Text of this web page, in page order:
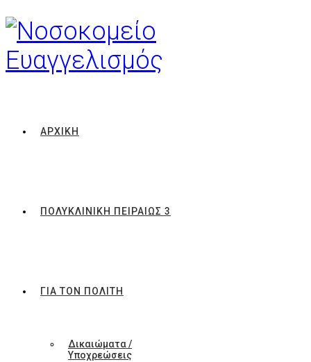
ΑΡΧΙΚΗ
ΠΟΛΥΚΛΙΝΙΚΗ ΠΕΙΡΑΙΩΣ 3
ΓΙΑ ΤΟΝ ΠΟΛΙΤΗ
Δικαιώματα /
Υποχρεώσεις